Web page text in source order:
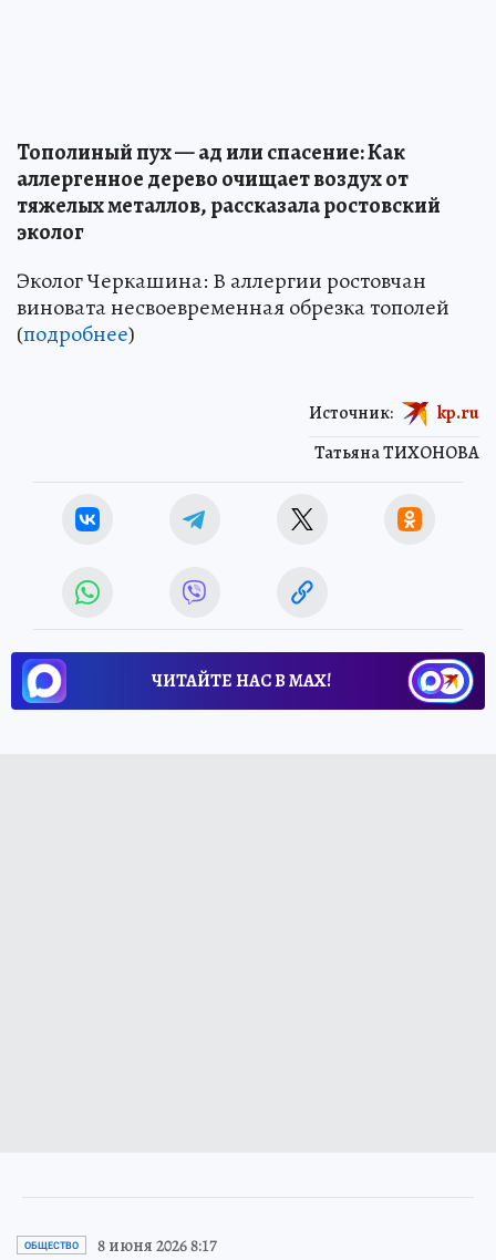
Тополиный пух — ад или спасение: Как
аллергенное дерево очищает воздух от
тяжелых металлов, рассказала ростовский
эколог
Эколог Черкашина: В аллергии ростовчан
виновата несвоевременная обрезка тополей
(подробнее)
Татьяна ТИХОНОВА
Источник: kp.ru
ЧИТАЙТЕ НАС В МАХ!
ОБЩЕСТВО 8 июня 2026 8:17